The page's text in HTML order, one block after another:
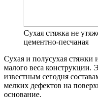
Сухая стяжка не
цементно-песчаная
Сухая и полусухая
малого веса конструкции.
известным сегодня
мелких дефектов на
основание.